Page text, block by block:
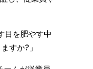
目を肥やす中
すか?」